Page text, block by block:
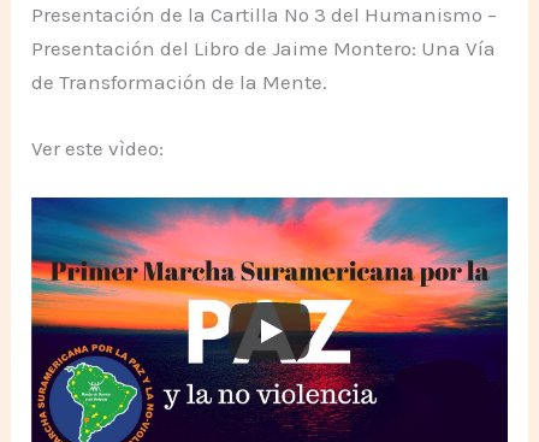
Presentación de la Cartilla No 3 del Humanismo –
Presentación del Libro de Jaime Montero: Una Vía
de Transformación de la Mente.
Ver este vìdeo: